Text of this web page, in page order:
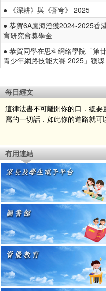
● 《深耕》與《蒼穹》 2025
● 恭賀6A盧海澄獲2024-2025香
育研究會獎學金
● 恭賀同學在思科網絡學院「第
青少年網路技能大賽 2025」獲獎
每日經文
這律法書不可離開你的口．總要
寫的一切話．如此你的道路就可
有用連結